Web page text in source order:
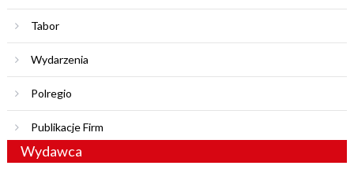
Tabor
Wydarzenia
Polregio
Publikacje Firm
Wydawca